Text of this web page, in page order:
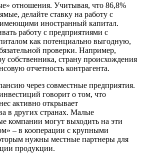
отношения. Учитывая, что 86,8%
делайте ставку на работу с
иностранный капитал.
работу с предприятиями с
как потенциально выгодную,
проверки. Например,
собственника, страну происхождения
отчетность контрагента.
через совместные предприятия.
говорит о том, что
активно открывает
в других странах. Малые
компании могут выходить на эти
– в кооперации с крупными
нужны местные партнеры для
продукции.